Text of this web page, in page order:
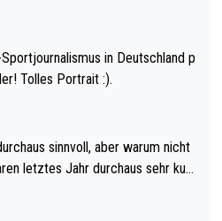
in Deutschland p
Tolles Portrait :).
sinnvoll, aber warum nicht